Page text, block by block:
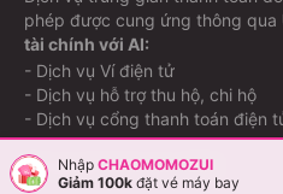
phép được cung ứng thông qua
tài chính với AI:
- Dịch vụ Ví điện tử
- Dịch vụ hỗ trợ thu hộ, chi hộ
- Dịch vụ cổng thanh toán điện
©Copyright M_Service2026
Nhập CHAOMOMOZUI
Giảm 100k đặt vé máy bay